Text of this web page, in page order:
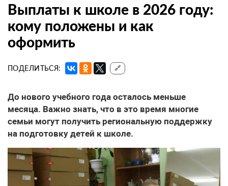
Выплаты к школе в 2026 году:
кому положены и как
оформить
ПОДЕЛИТЬСЯ: 🔗
До нового учебного года осталось меньше
месяца. Важно знать, что в это время многие
семьи могут получить региональную поддержку
на подготовку детей к школе.